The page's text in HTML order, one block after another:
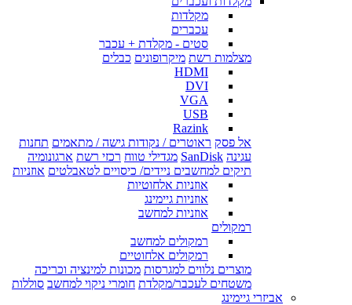
מקלדות
עכברים
סטים - מקלדת + עכבר
מצלמות רשת מיקרופונים כבלים
HDMI
DVI
VGA
USB
Razink
אל פסק ראוטרים / נקודות גישה / מתאמים תחנות
עגינה SanDisk מגדילי טווח רכזי רשת ארגונומיה
תיקים למחשבים ניידים/ כיסויים לטאבלטים אוזניות
אוזניות אלחוטיות
אוזניות גיימינג
אוזניות למחשב
רמקולים
רמקולים למחשב
רמקולים אלחוטיים
מוצרים נלווים למגרסות מכונות למינציה וכריכה
משטחים לעכבר/מקלדת חומרי ניקוי למחשב סוללות
אביזרי גיימינג